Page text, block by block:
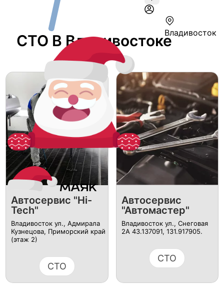
Владивосток
СТО В Владивостоке
Автосервис "Hi-
Tech"
Владивосток ул., Адмирала
Кузнецова, Приморский край
(этаж 2)
СТО
Автосервис
"Автомастер"
Владивосток ул., Снеговая
2А 43.137091, 131.917905.
СТО